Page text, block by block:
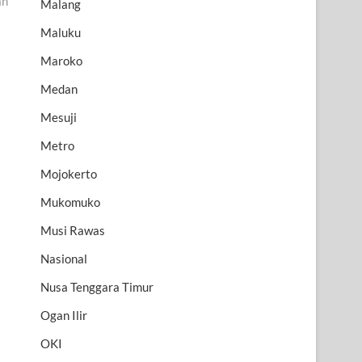
Malang
Maluku
Maroko
Medan
Mesuji
Metro
Mojokerto
Mukomuko
Musi Rawas
Nasional
Nusa Tenggara Timur
Ogan Ilir
OKI